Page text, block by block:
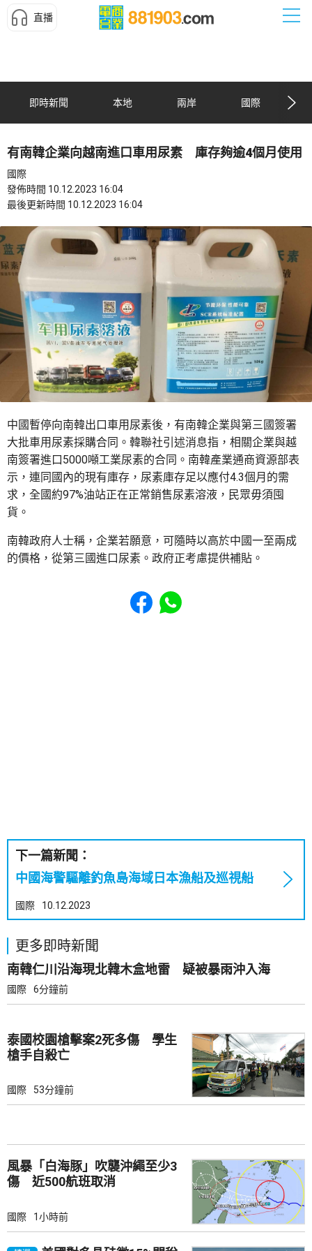
直播
即時新聞 本地 兩岸 國際
有南韓企業向越南進口車用尿素 庫存夠逾4個月使用
國際
發佈時間 10.12.2023 16:04
最後更新時間 10.12.2023 16:04
中國暫停向南韓出口車用尿素後，有南韓企業與第三國簽署
大批車用尿素採購合同。韓聯社引述消息指，相關企業與越
南簽署進口5000噸工業尿素的合同。南韓產業通商資源部表
示，連同國內的現有庫存，尿素庫存足以應付4.3個月的需
求，全國約97%油站正在正常銷售尿素溶液，民眾毋須囤
貨。
南韓政府人士稱，企業若願意，可隨時以高於中國一至兩成
的價格，從第三國進口尿素。政府正考慮提供補貼。
Share to Facebook
Share to WhatsApp
下一篇新聞：
中國海警驅離釣魚島海域日本漁船及巡視船
國際 10.12.2023
更多即時新聞
南韓仁川沿海現北韓木盒地雷 疑被暴雨沖入海
國際 6分鐘前
泰國校園槍擊案2死多傷 學生
槍手自殺亡
國際 53分鐘前
風暴「白海豚」吹襲沖繩至少3
傷 近500航班取消
國際 1小時前